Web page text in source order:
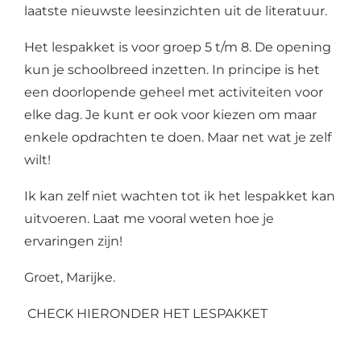
laatste nieuwste leesinzichten uit de literatuur.
Het lespakket is voor groep 5 t/m 8. De opening
kun je schoolbreed inzetten. In principe is het
een doorlopende geheel met activiteiten voor
elke dag. Je kunt er ook voor kiezen om maar
enkele opdrachten te doen. Maar net wat je zelf
wilt!
Ik kan zelf niet wachten tot ik het lespakket kan
uitvoeren. Laat me vooral weten hoe je
ervaringen zijn!
Groet, Marijke.
CHECK HIERONDER HET LESPAKKET